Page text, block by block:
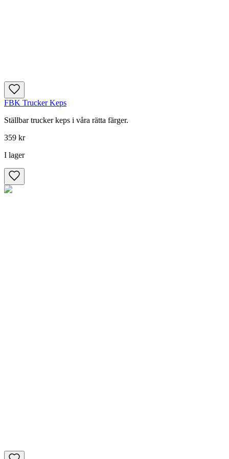
FBK Trucker Keps
Ställbar trucker keps i våra rätta färger.
359 kr
I lager